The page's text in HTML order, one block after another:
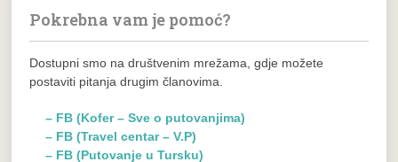
Pokrebna vam je pomoć?
Dostupni smo na društvenim mrežama, gdje možete
postaviti pitanja drugim članovima.
– FB (Kofer – Sve o putovanjima)
– FB (Travel centar – V.P)
– FB (Putovanje u Tursku)